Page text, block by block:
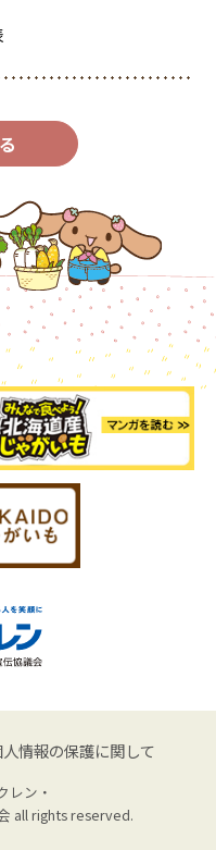
情報の保護に関して
レン・
all rights reserved.